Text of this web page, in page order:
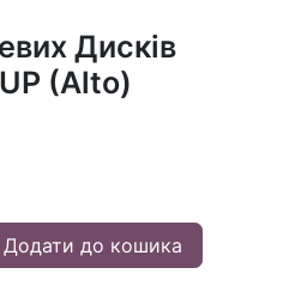
Дисків
(Alto)
Додати до кошика